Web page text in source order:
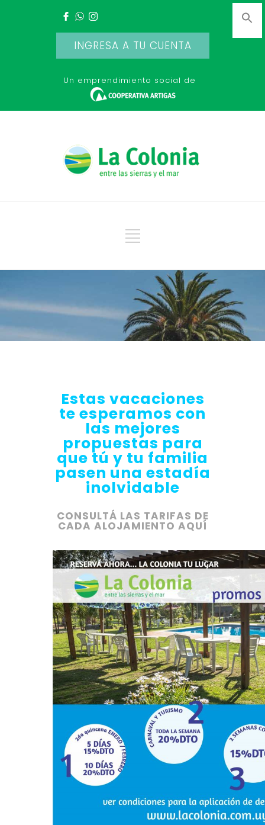
INGRESA A TU CUENTA
Un emprendimiento social de
Estas vacaciones
te esperamos con
las mejores
propuestas para
que tú y tu familia
pasen una estadía
inolvidable
CONSULTÁ LAS TARIFAS DE
CADA ALOJAMIENTO AQUÍ